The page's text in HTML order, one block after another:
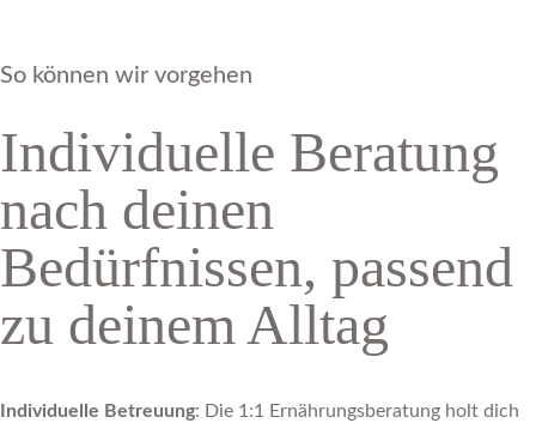
So können wir vorgehen
Individuelle Beratung
nach deinen
Bedürfnissen, passend
zu deinem Alltag
Individuelle Betreuung: Die 1:1 Ernährungsberatung holt dich